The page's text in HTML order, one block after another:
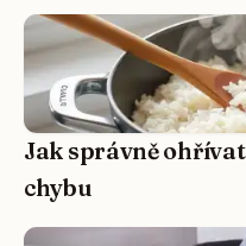
Jak správně
chybu